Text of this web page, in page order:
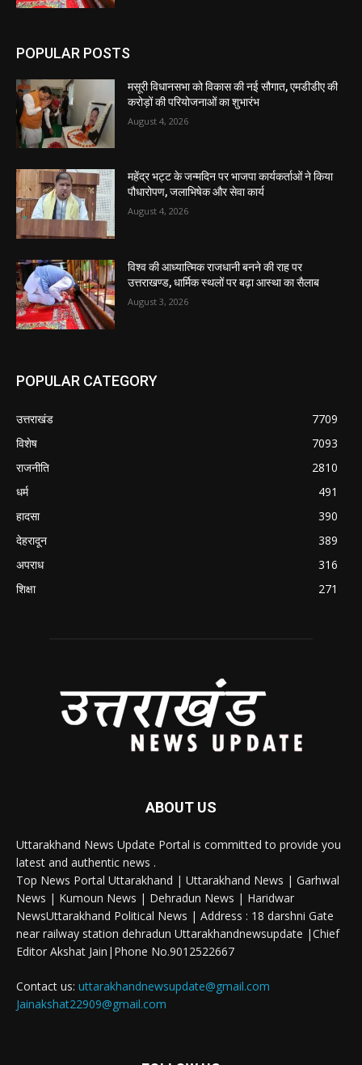
POPULAR POSTS
मसूरी विधानसभा को विकास की नई सौगात, एमडीडीए की
करोड़ों की परियोजनाओं का शुभारंभ
August 4, 2026
महेंद्र भट्ट के जन्मदिन पर भाजपा कार्यकर्ताओं ने किया
पौधारोपण, जलाभिषेक और सेवा कार्य
August 4, 2026
विश्व की आध्यात्मिक राजधानी बनने की राह पर
उत्तराखण्ड, धार्मिक स्थलों पर बढ़ा आस्था का सैलाब
August 3, 2026
POPULAR CATEGORY
उत्तराखंड
7709
विशेष
7093
राजनीति
2810
धर्म
491
हादसा
390
देहरादून
389
अपराध
316
शिक्षा
271
ABOUT US
Uttarakhand News Update Portal is committed to provide you
latest and authentic news .
Top News Portal Uttarakhand | Uttarakhand News | Garhwal
News | Kumoun News | Dehradun News | Haridwar
NewsUttarakhand Political News | Address : 18 darshni Gate
near railway station dehradun Uttarakhandnewsupdate |Chief
Editor Akshat Jain|Phone No.9012522667
Contact us: uttarakhandnewsupdate@gmail.com
Jainakshat22909@gmail.com